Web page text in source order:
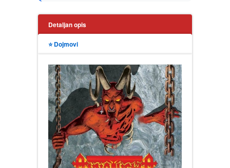
TEORIJE ZAVERE
TRILERI
UMETNOST
Detaljan opis
⭐ Dojmovi